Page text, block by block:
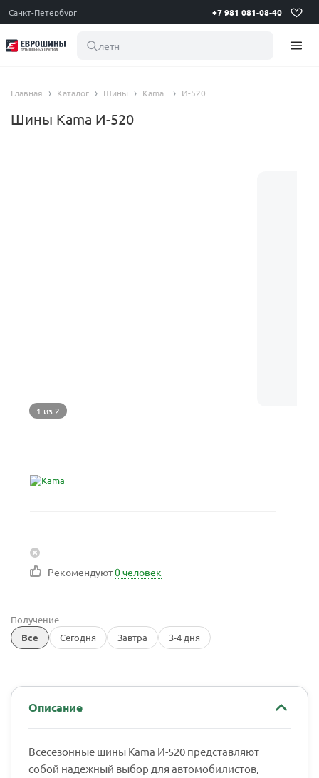
Санкт-Петербург +7 981 081-08-40
летние ш
Главная Каталог Шины Kama И-520
Шины Kama И-520
1 из 2
Рекомендуют0 человек
Получение
Все
Сегодня Завтра 3-4 дня
Описание
Всесезонные шины Kama И-520 представляют
собой надежный выбор для автомобилистов,